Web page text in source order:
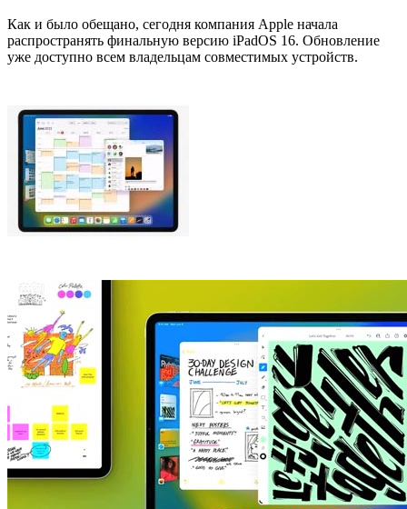
Как и было обещано, сегодня компания Apple начала
распространять финальную версию iPadOS 16. Обновление
уже доступно всем владельцам совместимых устройств.